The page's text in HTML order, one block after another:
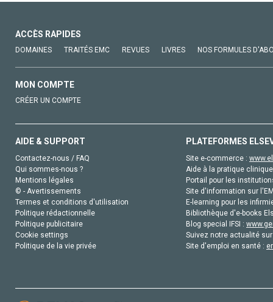
ACCÈS RAPIDES
DOMAINES TRAITÉS EMC REVUES LIVRES NOS FORMULES
MON COMPTE
CRÉER UN COMPTE
AIDE & SUPPORT
Contactez-nous / FAQ
Qui sommes-nous ?
Mentions légales
© - Avertissements
Termes et conditions d'utilisation
Politique rédactionnelle
Politique publicitaire
Cookie settings
Politique de la vie privée
PLATEFORMES
Site e-commerce :
Aide à la pratique
Portail pour les
Site d'information sur
E-learning pour les
Bibliothèque d'e-books
Blog special IFSI :
Suivez notre actualité
Site d'emploi en santé :